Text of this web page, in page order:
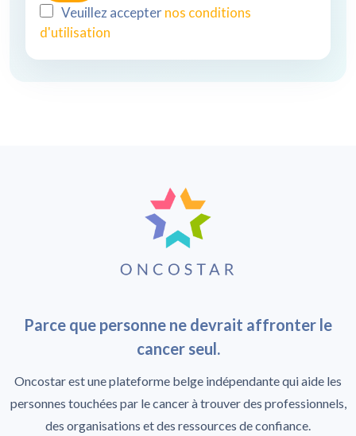
Veuillez accepternos conditions
d'utilisation
Parce que personne ne devrait affronter le
cancer seul.
Oncostar est une plateforme belge indépendante qui aide les
personnes touchées par le cancer à trouver des professionnels,
des organisations et des ressources de confiance.